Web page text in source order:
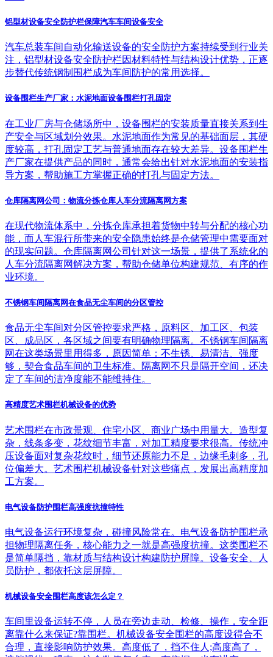
铝型材设备安全防护栏保障汽车车间设备安全
汽车总装车间自动化输送设备的安全防护方案持续受到行业关
注，铝型材设备安全防护栏因材料特性与结构设计优势，正逐
步替代传统钢制围栏成为车间防护的常用选择。
设备围栏生产厂家：水泥地面设备围栏打孔固定
在工业厂房与仓储场所中，设备围栏的安装质量直接关系到生
产安全与区域划分效果。水泥地面作为常见的基础面层，其硬
度较高，打孔固定工艺与普通地面存在较大差异。设备围栏生
产厂家在提供产品的同时，通常会给出针对水泥地面的安装指
导方案，帮助施工方掌握正确的打孔与固定方法。
仓库隔离网公司：物流分拣仓库人车分流隔离网方案
在现代物流体系中，分拣仓库承担着货物中转与分配的核心功
能，而人车混行所带来的安全隐患始终是仓储管理中需要面对
的现实问题。仓库隔离网公司针对这一场景，提供了系统化的
人车分流隔离网解决方案，帮助仓储单位构建规范、有序的作
业环境。
不锈钢车间隔离网在食品无尘车间的分区管控
食品无尘车间对分区管控要求严格，原料区、加工区、包装
区、成品区，各区域之间要有明确物理隔离。不锈钢车间隔离
网在这类场景里用得多，原因简单：不生锈、易清洁、强度
够，契合食品车间的卫生标准。隔离网不只是隔开空间，还决
定了车间的洁净度能不能维持住。
高精度艺术围栏机械设备的优势
艺术围栏在市政景观、住宅小区、商业广场中用量大。造型复
杂，线条多变，花纹细节丰富，对加工精度要求很高。传统冲
压设备面对复杂花纹时，细节还原能力不足，边缘毛刺多，孔
位偏差大。艺术围栏机械设备针对这些痛点，发展出高精度加
工方案。
电气设备防护围栏高强度抗撞特性
电气设备运行环境复杂，碰撞风险常在。电气设备防护围栏承
担物理隔离任务，核心能力之一就是高强度抗撞。这类围栏不
是简单隔挡，靠材质与结构设计构建防护屏障。设备安全、人
员防护，都依托这层屏障。
机械设备安全围栏高度该怎么定？
车间里设备运转不停，人员在旁边走动、检修、操作，安全距
离靠什么来保证?靠围栏。机械设备安全围栏的高度设得合不
合理，直接影响防护效果。高度低了，挡不住人;高度高了，